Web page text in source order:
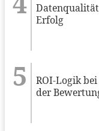
Erfolg
ROI-Logik
der